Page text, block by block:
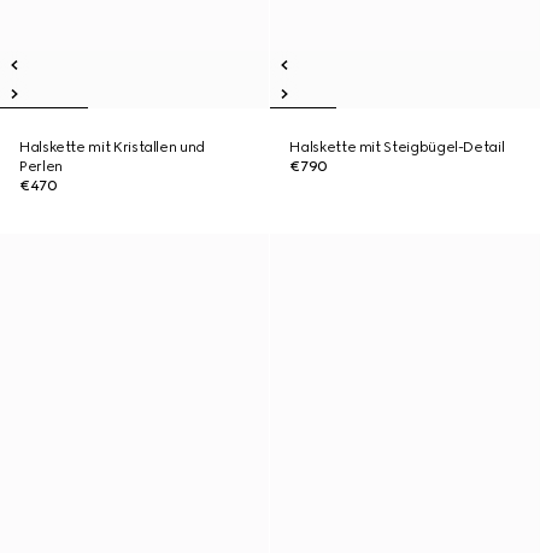
Halskette mit Kristallen und
Perlen
€470
Halskette mit Steigbügel-Detail
€790